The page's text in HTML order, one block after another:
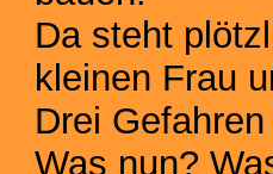
Da steht
kleinen Frau
Drei
Was nun?